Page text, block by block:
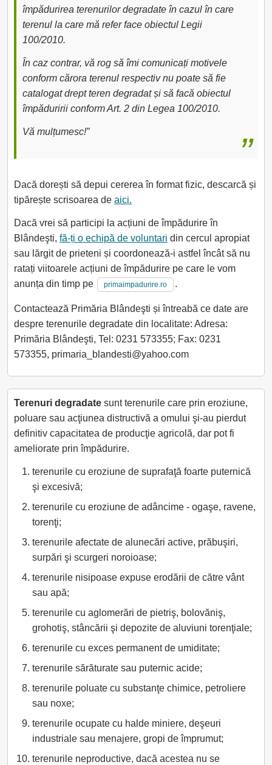
împădurirea terenurilor degradate în cazul în care
terenul la care mă refer face obiectul Legii
100/2010.
În caz contrar, vă rog să îmi comunicați motivele
conform cărora terenul respectiv nu poate să fie
catalogat drept teren degradat și să facă obiectul
împăduririi conform Art. 2 din Legea 100/2010.
Vă mulțumesc!”
Dacă dorești să depui cererea în format fizic, descarcă și
tipărește scrisoarea de aici.
Dacă vrei să participi la acțiuni de împădurire în
Blândeşti, fă-ți o echipă de voluntari din cercul apropiat
sau lărgit de prieteni și coordonează-i astfel încât să nu
ratați viitoarele acțiuni de împădurire pe care le vom
anunța din timp pe
primaimpadurire.ro .
Contactează Primăria Blândeşti și întreabă ce date are
despre terenurile degradate din localitate: Adresa:
Primăria Blândeşti, Tel: 0231 573355; Fax: 0231
573355, primaria_blandesti@yahoo.com
Terenuri degradate sunt terenurile care prin eroziune,
poluare sau acţiunea distructivă a omului şi-au pierdut
definitiv capacitatea de producţie agricolă, dar pot fi
ameliorate prin împădurire.
terenurile cu eroziune de suprafaţă foarte puternică
şi excesivă;
terenurile cu eroziune de adâncime - ogaşe, ravene,
torenţi;
terenurile afectate de alunecări active, prăbuşiri,
surpări şi scurgeri noroioase;
terenurile nisipoase expuse erodării de către vânt
sau apă;
terenurile cu aglomerări de pietriş, bolovăniş,
grohotiş, stâncării şi depozite de aluviuni torenţiale;
terenurile cu exces permanent de umiditate;
terenurile sărăturate sau puternic acide;
terenurile poluate cu substanţe chimice, petroliere
sau noxe;
terenurile ocupate cu halde miniere, deşeuri
industriale sau menajere, gropi de împrumut;
terenurile neproductive, dacă acestea nu se